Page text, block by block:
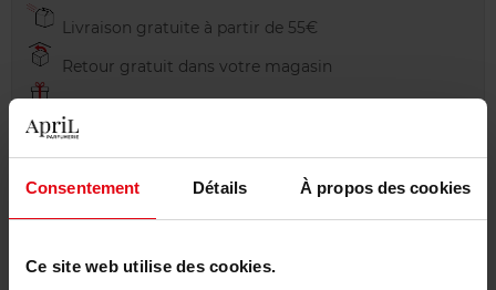
Consentement Détails À propos des cookies
Ce site web utilise des cookies.
Livraison gratuite à partir de 55€
Retour gratuit dans votre magasin
Emballage cadeau offert